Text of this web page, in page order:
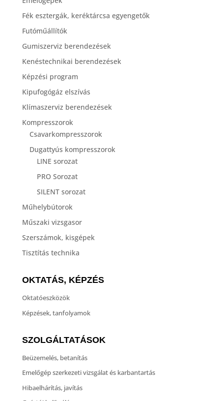
Fék esztergák, keréktárcsa egyengetők
Futóműállítók
Gumiszerviz berendezések
Kenéstechnikai berendezések
Képzési program
Kipufogógáz elszívás
Klímaszerviz berendezések
Kompresszorok
Csavarkompresszorok
Dugattyús kompresszorok
LINE sorozat
PRO Sorozat
SILENT sorozat
Műhelybútorok
Műszaki vizsgasor
Szerszámok, kisgépek
Tisztítás technika
OKTATÁS, KÉPZÉS
Oktatóeszközök
Képzések, tanfolyamok
SZOLGÁLTATÁSOK
Beüzemelés, betanítás
Emelőgép szerkezeti vizsgálat és karbantartás
Hibaelhárítás, javítás